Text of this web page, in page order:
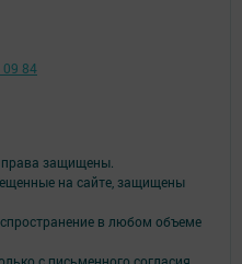
защищены.
на сайте, защищены
в любом объеме
09 84